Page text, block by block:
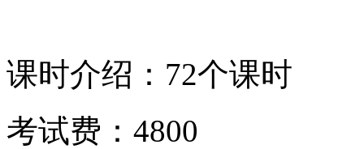
课时介绍：72个课时
考试费：4800